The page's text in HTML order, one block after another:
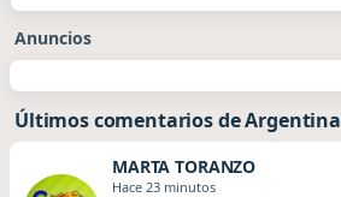
Anuncios
Últimos comentarios de Argentina
MARTA TORANZO
Hace 23 minutos